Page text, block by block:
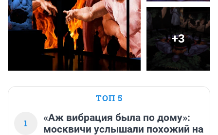
+3
ТОП 5
1
«Аж вибрация была по дому»:
москвичи услышали похожий на